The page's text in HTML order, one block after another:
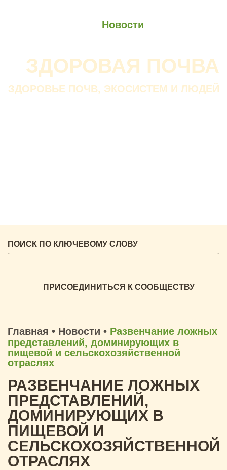
Новости
ЗДОРОВАЯ ПОЧВА
ЗДОРОВЬЕ ПОЧВ, ЭКОСИСТЕМ И ЛЮДЕЙ
ПРИСОЕДИНИТЬСЯ К СООБЩЕСТВУ
Главная • Новости • Развенчание ложных
представлений, доминирующих в
пищевой и сельскохозяйственной
отраслях
РАЗВЕНЧАНИЕ ЛОЖНЫХ
ПРЕДСТАВЛЕНИЙ,
ДОМИНИРУЮЩИХ В
ПИЩЕВОЙ И
СЕЛЬСКОХОЗЯЙСТВЕННОЙ
ОТРАСЛЯХ